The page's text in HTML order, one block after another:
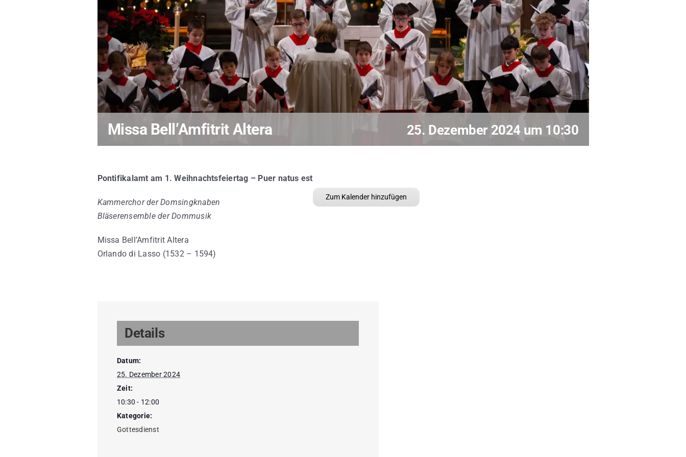
Missa Bell’Amfitrit Altera 25. Dezember 2024 um 10:30
Pontifikalamt am 1. Weihnachtsfeiertag – Puer natus est
Kammerchor der Domsingknaben
Bläserensemble der Dommusik
Missa Bell’Amfitrit Altera
Orlando di Lasso (1532 – 1594)
Zum Kalender hinzufügen
Details
Datum:
25. Dezember 2024
Zeit:
10:30 - 12:00
Kategorie:
Gottesdienst